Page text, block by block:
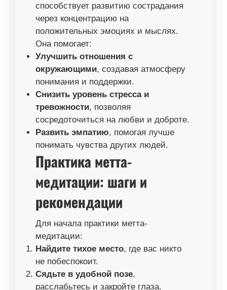
способствует развитию сострадания
через концентрацию на
положительных эмоциях и мыслях.
Она помогает:
Улучшить отношения с
окружающими, создавая атмосферу
понимания и поддержки.
Снизить уровень стресса и
тревожности, позволяя
сосредоточиться на любви и доброте.
Развить эмпатию, помогая лучше
понимать чувства других людей.
Практика метта-
медитации: шаги и
рекомендации
Для начала практики метта-
медитации:
Найдите тихое место, где вас никто
не побеспокоит.
Сядьте в удобной позе,
расслабьтесь и закройте глаза.